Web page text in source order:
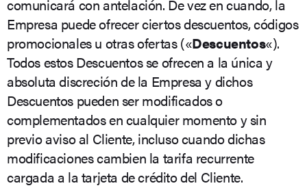
comunicará con antelación. De vez en cuando, la
Empresa puede ofrecer ciertos descuentos, códigos
promocionales u otras ofertas («Descuentos«).
Todos estos Descuentos se ofrecen a la única y
absoluta discreción de la Empresa y dichos
Descuentos pueden ser modificados o
complementados en cualquier momento y sin
previo aviso al Cliente, incluso cuando dichas
modificaciones cambien la tarifa recurrente
cargada a la tarjeta de crédito del Cliente.